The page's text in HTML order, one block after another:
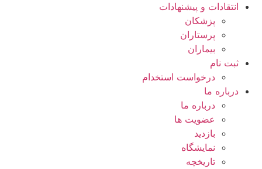
انتقادات و پيشنهادات
پزشكان
پرستاران
بيماران
ثبت نام
درخواست استخدام
درباره ما
درباره ما
عضویت ها
بازدید
نمایشگاه
تاريخچه